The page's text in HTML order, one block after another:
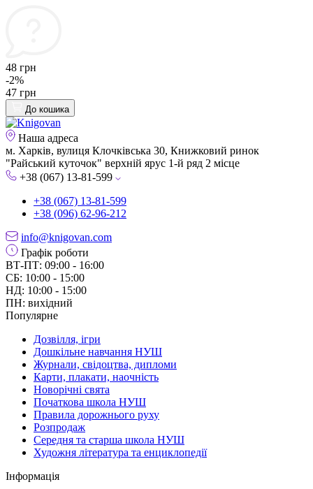
48 грн
-2%
47 грн
До кошика
Наша адреса
м. Харків, вулиця Клочківська 30, Книжковий ринок
"Райський куточок" верхній ярус 1-й ряд 2 місце
+38 (067) 13-81-599
+38 (067) 13-81-599
+38 (096) 62-96-212
info@knigovan.com
Графік роботи
ВТ-ПТ: 09:00 - 16:00
СБ: 10:00 - 15:00
НД: 10:00 - 15:00
ПН: вихідний
Популярне
Дозвілля, ігри
Дошкільне навчання НУШ
Журнали, свідоцтва, дипломи
Карти, плакати, наочність
Новорічні свята
Початкова школа НУШ
Правила дорожнього руху
Розпродаж
Середня та старша школа НУШ
Художня література та енциклопедії
Інформація